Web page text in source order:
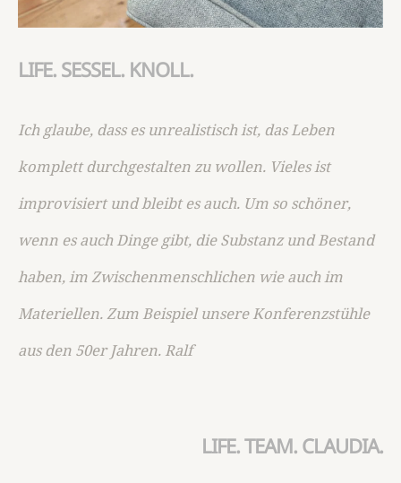
LIFE. SESSEL. KNOLL.
Ich glaube, dass es unrealistisch ist, das Leben
komplett durchgestalten zu wollen. Vieles ist
improvisiert und bleibt es auch. Um so schöner,
wenn es auch Dinge gibt, die Substanz und Bestand
haben, im Zwischenmenschlichen wie auch im
Materiellen. Zum Beispiel unsere Konferenzstühle
aus den 50er Jahren. Ralf
LIFE. TEAM. CLAUDIA.